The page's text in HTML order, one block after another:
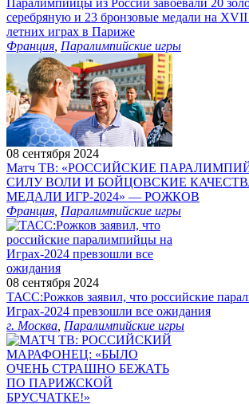
Паралимпийцы из России завоевали 20
серебряную и 23 бронзовые медали на
летних играх в Париже
Франция Паралимпийские игры
08 сентября 2024
Матч ТВ: «РОССИЙСКИЕ
СИЛУ ВОЛИ И БОЙЦОВСКИЕ
МЕДАЛИ ИГР‑2024» — РОЖКОВ
Франция Паралимпийские игры
08 сентября 2024
ТАСС:Рожков заявил, что российские
Играх-2024 превзошли все ожидания
г. Москва Паралимпийские игры